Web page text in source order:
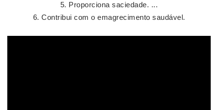
Proporciona saciedade. ...
Contribui com o emagrecimento saudável.